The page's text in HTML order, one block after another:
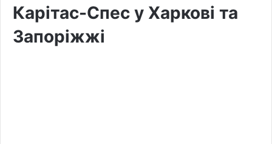
Карітас-Спес у Харкові та
Запоріжжі